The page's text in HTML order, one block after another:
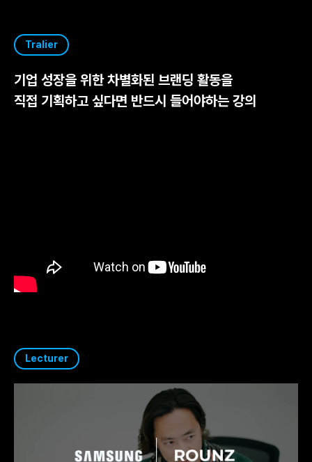
Tralier
기업 성장을 위한 차별화된 브랜딩 활동을
직접 기획하고 싶다면 반드시 들어야하는 강의
Lecturer